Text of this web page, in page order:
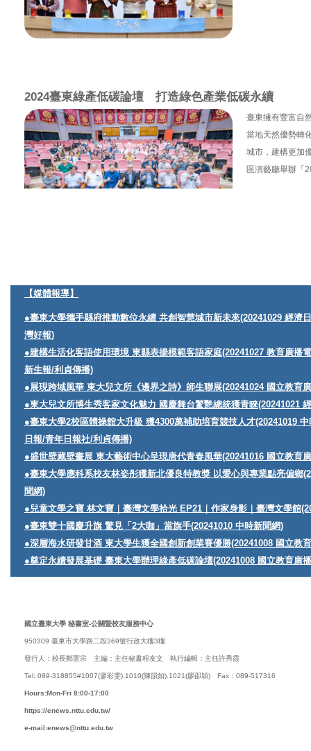
2024臺東綠產低碳論壇 打造綠色產業低碳永續
臺東擁有豐富自
當地天然優勢轉
城市，建構更加
區演藝廳舉辦「
【媒體報導】
●臺東大學攜手縣府推動數位永續 共創智慧城市新未來(20241029 經
灣好報)
●建構生活化客語使用環境 東縣表揚模範客語家庭(20241027 教育廣
新生報/利貞傳播)
●展現跨域風華 東大兒文所《邊界之詩》師生聯展(20241024 國立教育
●東大兒文所博生秀客家文化魅力 國慶舞台驚艷總統獲青睞(20241021
●臺東大學2校區體操館大升級 獲4300萬補助培育競技人才(20241019
日報/青年日報社/利貞傳播)
●盛世壁藏壁畫展 東大藝術中心呈現唐代青春風華(20241016 國立教育
●臺東大學應科系校友林姿彤獲新北優良特教獎 以愛心與專業點亮偏鄉
聞網)
●兒童文學之寶 林文寶｜臺灣文學拾光 EP21｜作家身影｜臺灣文學館
●臺東雙十國慶升旗 驚見「2大咖」當旗手(20241010 中時新聞網)
●深層海水研發甘酒 東大學生獲全國創新創業賽優勝(20241008 國立教
●奠定永續發展基礎 臺東大學辦理綠產低碳論壇(20241008 國立教育廣
國立臺東大學 秘書室-公關暨校友服務中心
950309 臺東市大學路二段369號行政大樓3樓
發行人：校長鄭憲宗 主編：主任秘書程友文 執行編輯：主任許秀霞
Tel : 089-318855#1007(廖彩雯).1010(陳韻如).1021(廖卲穎) Fax：089-517316
Hours:Mon-Fri 8:00-17:00
https://enews.nttu.edu.tw/
e-mail:enews@nttu.edu.tw